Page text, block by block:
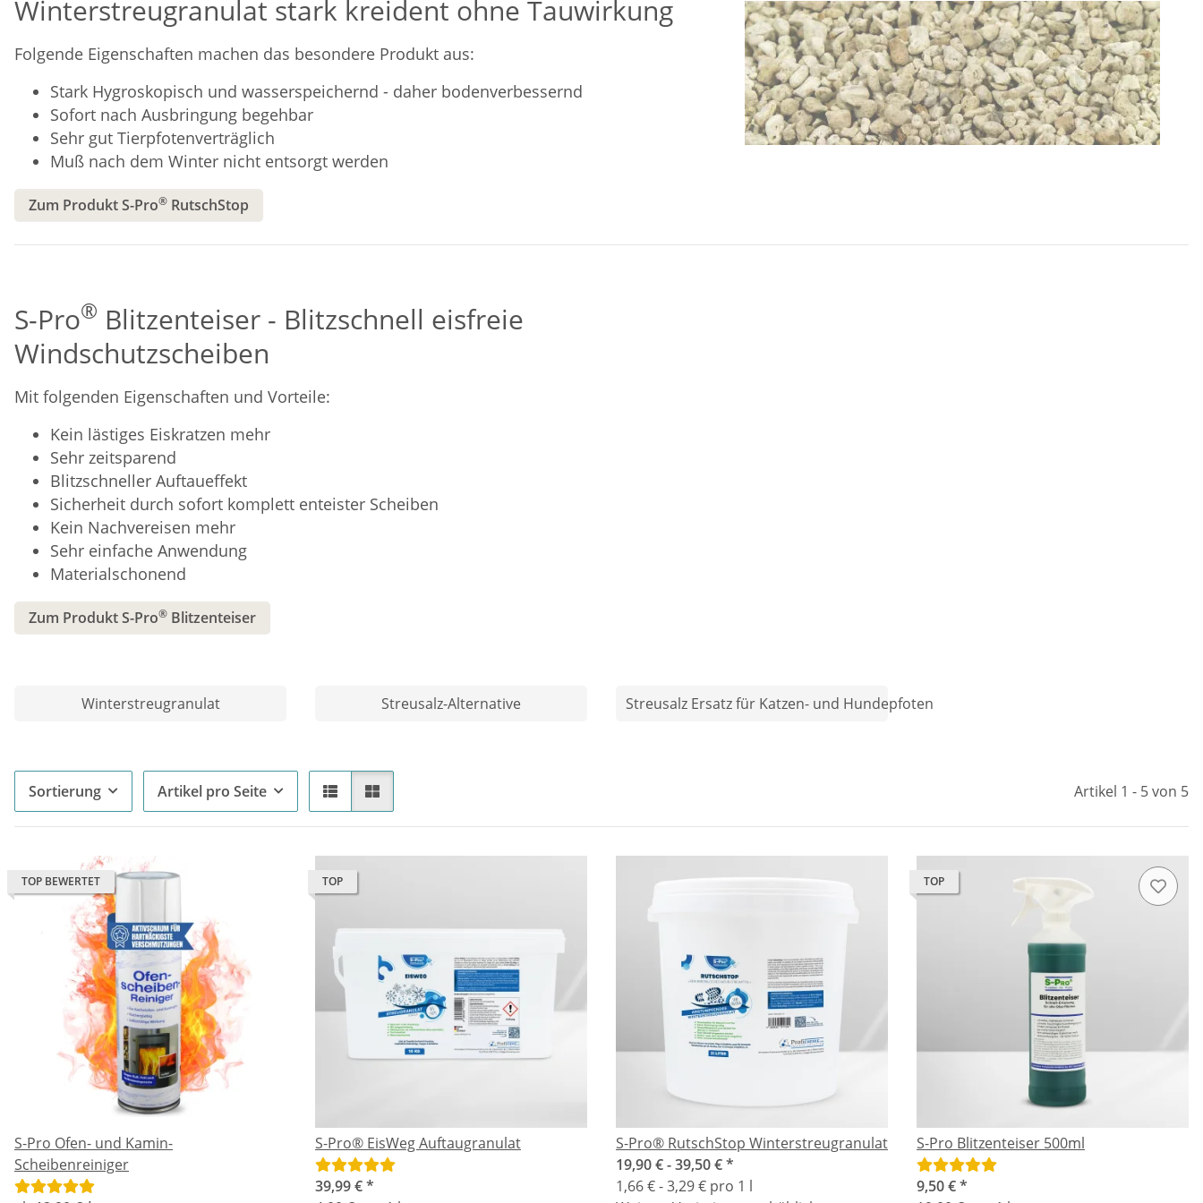
Winterstreugranulat stark kreident ohne Tauwirkung
Folgende Eigenschaften machen das besondere Produkt aus:
Stark Hygroskopisch und wasserspeichernd - daher bodenverbessernd
Sofort nach Ausbringung begehbar
Sehr gut Tierpfotenverträglich
Muß nach dem Winter nicht entsorgt werden
Zum Produkt S-Pro® RutschStop
S-Pro® Blitzenteiser - Blitzschnell eisfreie
Windschutzscheiben
Mit folgenden Eigenschaften und Vorteile:
Kein lästiges Eiskratzen mehr
Sehr zeitsparend
Blitzschneller Auftaueffekt
Sicherheit durch sofort komplett enteister Scheiben
Kein Nachvereisen mehr
Sehr einfache Anwendung
Materialschonend
Zum Produkt S-Pro® Blitzenteiser
Winterstreugranulat Streusalz-Alternative Streusalz Ersatz für Katzen- und Hundepfoten
Sortierung Artikel pro Seite Artikel 1 - 5 von 5
TOP BEWERTET
S-Pro Ofen- und Kamin-
Scheibenreiniger
TOP
S-Pro® EisWeg Auftaugranulat
39,99 €*
S-Pro® RutschStop Winterstreugranulat
19,90 € -39,50 €*
1,66 € - 3,29 € pro 1 l
TOP
S-Pro Blitzenteiser 500ml
9,50 €*